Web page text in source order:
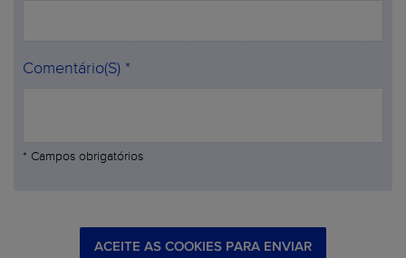
Comentário(s) *
* Campos obrigatórios
ACEITE AS COOKIES PARA ENVIAR